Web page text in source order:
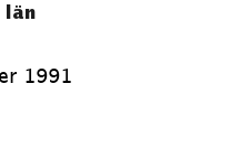
län
1991